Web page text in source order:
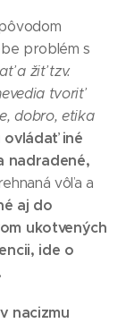
problém s
a žiť tzv.
tvoriť
dobro, etika
iné
nadradené,
vôľa a
aj do
ukotvených
ide o
nacizmu